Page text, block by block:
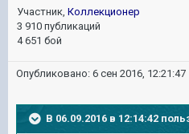
Участник, Коллекционер
3 910 публикаций
4 651 бой
Опубликовано: 6 сен 2016, 12:21:47
В 06.09.2016 в 12:14:42